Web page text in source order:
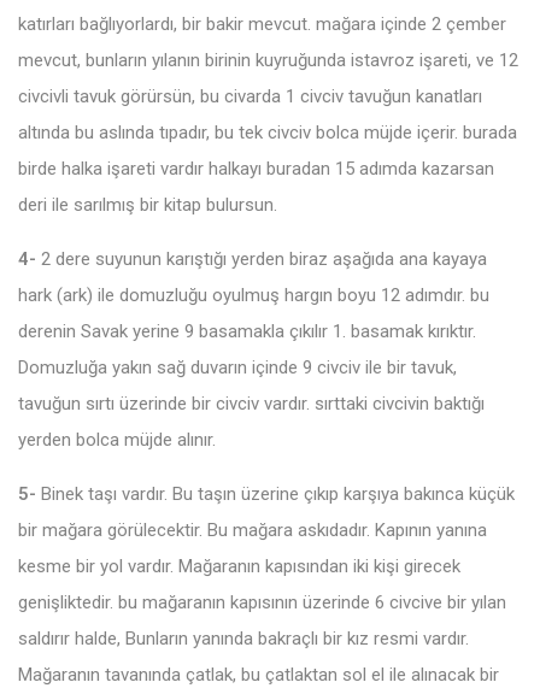
katırları bağlıyorlardı, bir bakir mevcut. mağara içinde 2 çember
mevcut, bunların yılanın birinin kuyruğunda istavroz işareti, ve 12
civcivli tavuk görürsün, bu civarda 1 civciv tavuğun kanatları
altında bu aslında tıpadır, bu tek civciv bolca müjde içerir. burada
birde halka işareti vardır halkayı buradan 15 adımda kazarsan
deri ile sarılmış bir kitap bulursun.
4- 2 dere suyunun karıştığı yerden biraz aşağıda ana kayaya
hark (ark) ile domuzluğu oyulmuş hargın boyu 12 adımdır. bu
derenin Savak yerine 9 basamakla çıkılır 1. basamak kırıktır.
Domuzluğa yakın sağ duvarın içinde 9 civciv ile bir tavuk,
tavuğun sırtı üzerinde bir civciv vardır. sırttaki civcivin baktığı
yerden bolca müjde alınır.
5- Binek taşı vardır. Bu taşın üzerine çıkıp karşıya bakınca küçük
bir mağara görülecektir. Bu mağara askıdadır. Kapının yanına
kesme bir yol vardır. Mağaranın kapısından iki kişi girecek
genişliktedir. bu mağaranın kapısının üzerinde 6 civcive bir yılan
saldırır halde, Bunların yanında bakraçlı bir kız resmi vardır.
Mağaranın tavanında çatlak, bu çatlaktan sol el ile alınacak bir